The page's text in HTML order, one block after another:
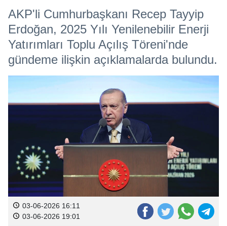
AKP'li Cumhurbaşkanı Recep Tayyip
Erdoğan, 2025 Yılı Yenilenebilir Enerji
Yatırımları Toplu Açılış Töreni'nde
gündeme ilişkin açıklamalarda bulundu.
03-06-2026 16:11
03-06-2026 19:01